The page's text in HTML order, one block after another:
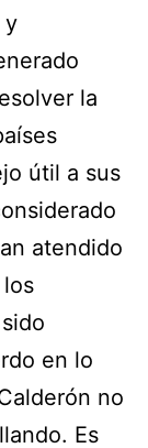
y
la
útil a sus
atendido
en lo
no
Es